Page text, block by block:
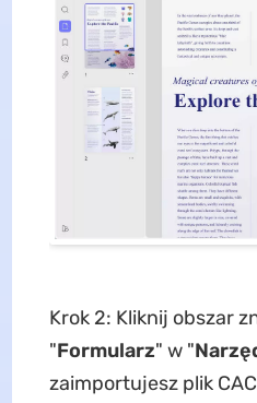
Krok 2: Kliknij obszar
"Formularz" w "
zaimportujesz plik